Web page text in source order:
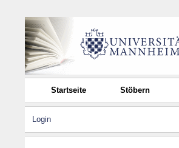
Startseite Stöbern
Login